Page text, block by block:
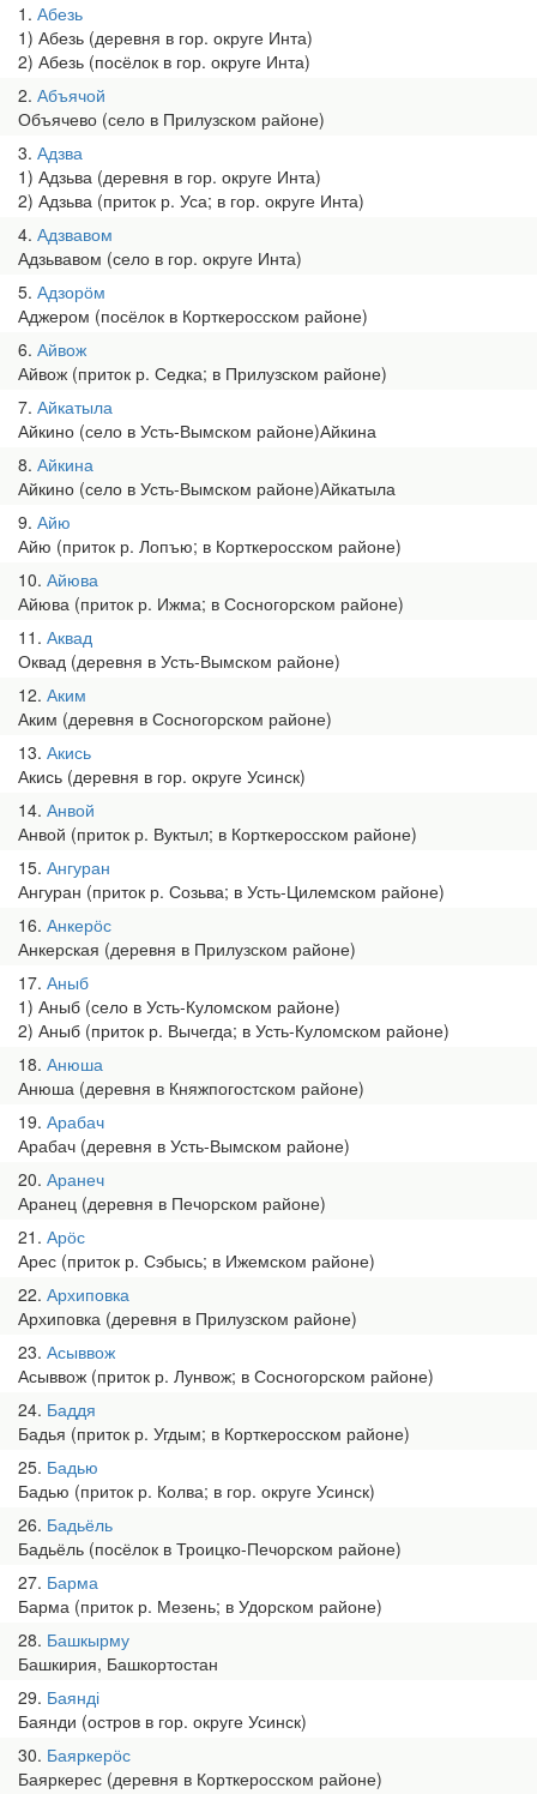
1 Абезь
1) Абезь (деревня в гор. округе Инта)
2) Абезь (посёлок в гор. округе Инта)
2 Абъячой
Объячево (село в Прилузском районе)
3 Адзва
1) Адзьва (деревня в гор. округе Инта)
2) Адзьва (приток р. Уса; в гор. округе Инта)
4 Адзвавом
Адзьвавом (село в гор. округе Инта)
5 Адзорӧм
Аджером (посёлок в Корткеросском районе)
6 Айвож
Айвож (приток р. Седка; в Прилузском районе)
7 Айкатыла
Айкино (село в Усть-Вымском районе)Айкина
8 Айкина
Айкино (село в Усть-Вымском районе)Айкатыла
9 Айю
Айю (приток р. Лопъю; в Корткеросском районе)
10 Айюва
Айюва (приток р. Ижма; в Сосногорском районе)
11 Аквад
Оквад (деревня в Усть-Вымском районе)
12 Аким
Аким (деревня в Сосногорском районе)
13 Акись
Акись (деревня в гор. округе Усинск)
14 Анвой
Анвой (приток р. Вуктыл; в Корткеросском районе)
15 Ангуран
Ангуран (приток р. Созьва; в Усть-Цилемском районе)
16 Анкерӧс
Анкерская (деревня в Прилузском районе)
17 Аныб
1) Аныб (село в Усть-Куломском районе)
2) Аныб (приток р. Вычегда; в Усть-Куломском районе)
18 Анюша
Анюша (деревня в Княжпогостском районе)
19 Арабач
Арабач (деревня в Усть-Вымском районе)
20 Аранеч
Аранец (деревня в Печорском районе)
21 Арӧс
Арес (приток р. Сэбысь; в Ижемском районе)
22 Архиповка
Архиповка (деревня в Прилузском районе)
23 Асыввож
Асыввож (приток р. Лунвож; в Сосногорском районе)
24 Баддя
Бадья (приток р. Угдым; в Корткеросском районе)
25 Бадью
Бадью (приток р. Колва; в гор. округе Усинск)
26 Бадьёль
Бадьёль (посёлок в Троицко-Печорском районе)
27 Барма
Барма (приток р. Мезень; в Удорском районе)
28 Башкырму
Башкирия, Башкортостан
29 Баянді
Баянди (остров в гор. округе Усинск)
30 Баяркерӧс
Баяркерес (деревня в Корткеросском районе)